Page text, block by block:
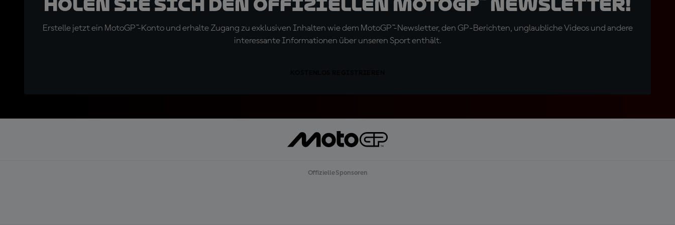
Holen Sie sich den offiziellen MotoGP™ Newsletter!
Erstelle jetzt ein MotoGP™-Konto und erhalte Zugang zu exklusiven Inhalten wie dem MotoGP™-Newsletter, den GP-Berichten, unglaubliche Videos und andere
interessante Informationen über unseren Sport enthält.
Offizielle Sponsoren